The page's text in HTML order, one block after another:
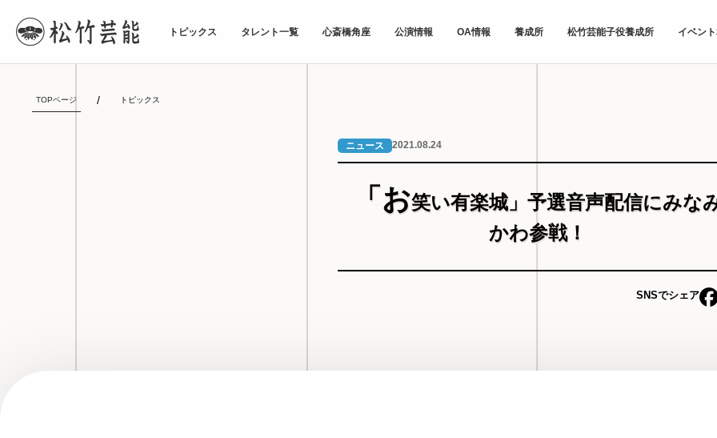
トピックス タレント一覧 心斎橋角座 公演情報 OA情報 養成所 松竹芸能子役養成所 イベン
TOPページ トピックス
ニュース 2021.08.24
「お笑い有楽城」予選音声配信にみな
かわ参戦！
SNSでシェア